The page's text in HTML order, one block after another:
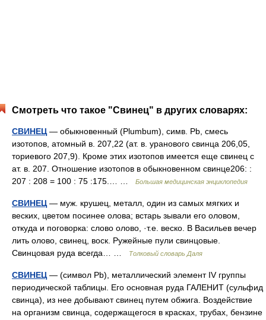
Смотреть что такое "Свинец" в других словарях:
СВИНЕЦ — обыкновенный (Plumbum), симв. Pb, смесь
изотопов, атомный в. 207,22 (ат. в. уранового свинца 206,05,
ториевого 207,9). Кроме этих изотопов имеется еще свинец с
ат. в. 207. Отношение изотопов в обыкновенном свинце206: :
207 : 208 = 100 : 75 :175.… …
Большая медицинская энциклопедия
СВИНЕЦ — муж. крушец, металл, один из самых мягких и
веских, цветом посинее олова; встарь зывали его оловом,
откуда и поговорка: слово олово, ·т.е. веско. В Васильев вечер
лить олово, свинец, воск. Ружейные пули свинцовые.
Свинцовая руда всегда… …
Толковый словарь Даля
СВИНЕЦ — (символ Рb), металлический элемент IV группы
периодической таблицы. Его основная руда ГАЛЕНИТ (сульфид
свинца), из нее добывают свинец путем обжига. Воздействие
на организм свинца, содержащегося в красках, трубах, бензине